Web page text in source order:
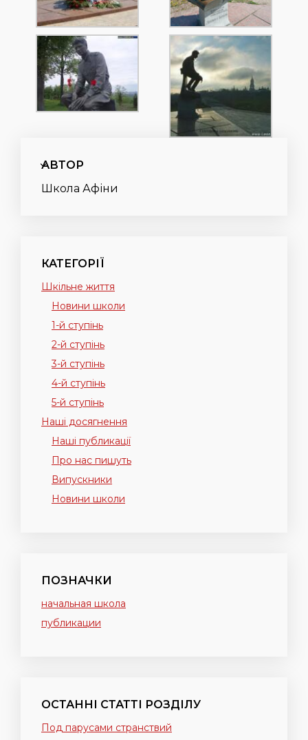
АВТОР
Школа Афіни
КАТЕГОРІЇ
Шкільне життя
Новини школи
1-й ступінь
2-й ступінь
3-й ступінь
4-й ступінь
5-й ступінь
Наші досягнення
Наші публикації
Про нас пишуть
Випускники
Новини школи
ПОЗНАЧКИ
начальная школа
публикации
ОСТАННІ СТАТТІ РОЗДІЛУ
Под парусами странствий